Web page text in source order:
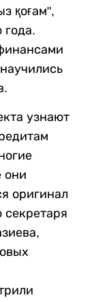
қоғам",
года.
узнают
они
оригинал